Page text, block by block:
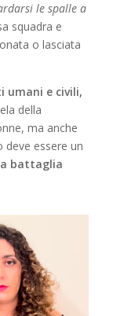
le spalle a
squadra e
o lasciata
umani e civili,
della
ma anche
deve essere un
battaglia